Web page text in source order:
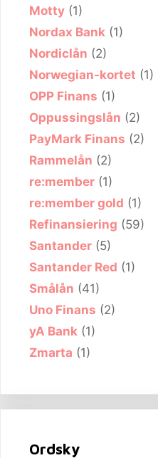
Motty (1)
Nordax Bank (1)
Nordiclån (2)
Norwegian-kortet (1)
OPP Finans (1)
Oppussingslån (2)
PayMark Finans (2)
Rammelån (2)
re:member (1)
re:member gold (1)
Refinansiering (59)
Santander (5)
Santander Red (1)
Smålån (41)
Uno Finans (2)
yA Bank (1)
Zmarta (1)
Ordsky